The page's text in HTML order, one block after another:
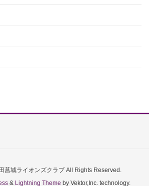
菖城ライオンズクラブ All Rights Reserved.
& Lightning Theme by Vektor,Inc. technology.